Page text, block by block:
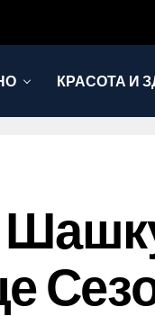
КРАСОТА И